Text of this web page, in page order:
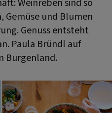
Weinreben sind so
Gemüse und Blumen
Genuss entsteht
Paula Bründl auf
Burgenland.